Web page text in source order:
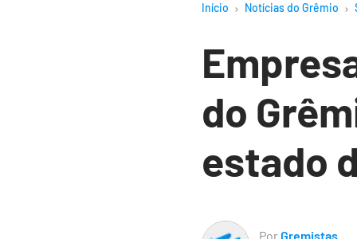
Início Notícias do Grêmio
do
estado
PorGremistas